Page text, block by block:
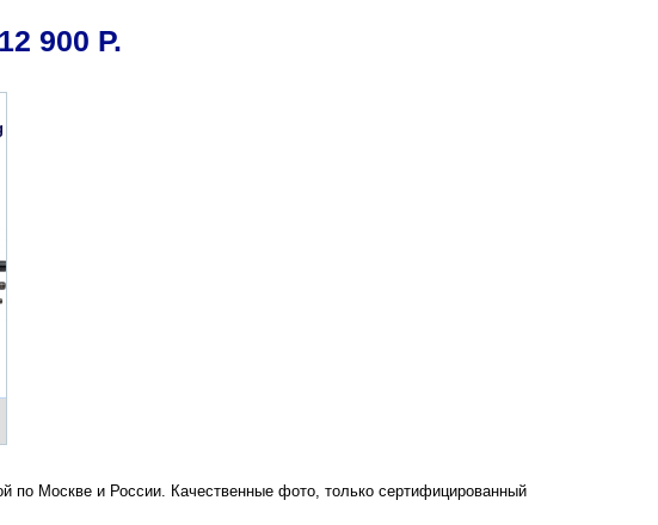
900 Р.
по Москве и России. Качественные фото, только сертифицированный